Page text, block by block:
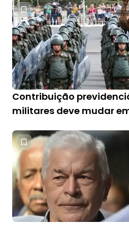
Contribuição
militares deve mudar